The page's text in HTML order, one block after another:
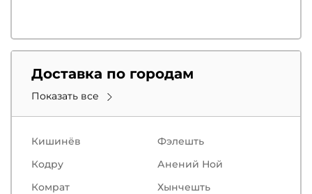
Доставка по городам
Показать все
Кишинёв
Фэлешть
Кодру
Анений Ной
Комрат
Хынчешть